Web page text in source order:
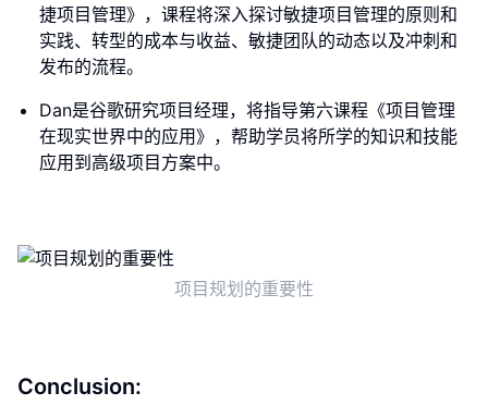
捷项目管理》，课程将深入探讨敏捷项目管理的原则和
实践、转型的成本与收益、敏捷团队的动态以及冲刺和
发布的流程。
Dan是谷歌研究项目经理，将指导第六课程《项目管理
在现实世界中的应用》，帮助学员将所学的知识和技能
应用到高级项目方案中。
项目规划的重要性
Conclusion: